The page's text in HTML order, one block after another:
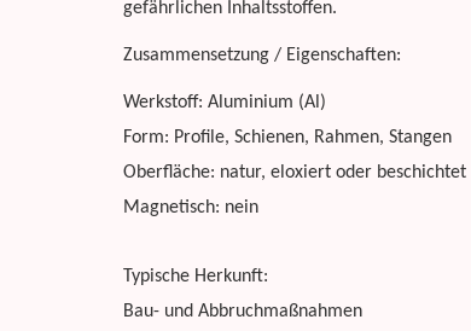
gefährlichen Inhaltsstoffen.
Zusammensetzung / Eigenschaften:
Werkstoff: Aluminium (Al)
Form: Profile, Schienen, Rahmen, Stangen
Oberfläche: natur, eloxiert oder beschichtet
Magnetisch: nein
Typische Herkunft:
Bau- und Abbruchmaßnahmen